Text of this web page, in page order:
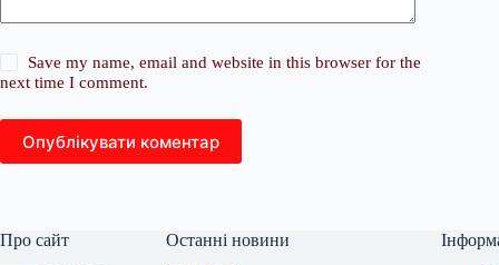
Save my name, email and website in this browser for the
next time I comment.
Опублікувати коментар
Про сайт Останні новини